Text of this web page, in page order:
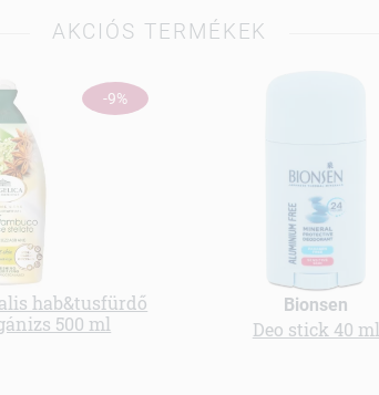
AKCIÓS TERMÉKEK
-9%
hab&tusfürdő
500 ml
Bionsen
Deo stick 40 ml